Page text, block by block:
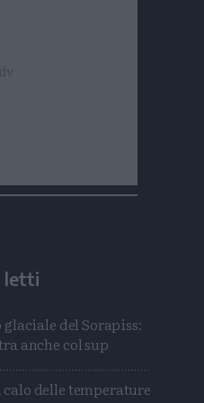
letti
glaciale del Sorapiss:
anche col sup
delle temperature